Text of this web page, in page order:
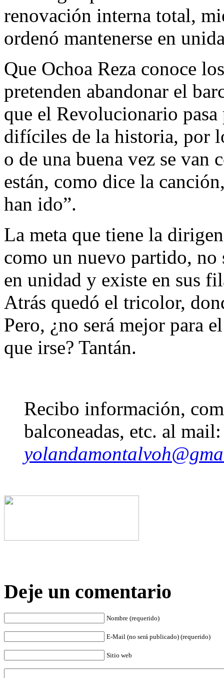
renovación interna total,
ordenó mantenerse en
Que Ochoa Reza conoce
pretenden abandonar el
que el Revolucionario
difíciles de la historia, por
o de una buena vez se van
están, como dice la
han ido”.
La meta que tiene la
como un nuevo partido, no
en unidad y existe en sus
Atrás quedó el tricolor,
Pero, ¿no será mejor para
que irse? Tantán.
Recibo información,
balconeadas, etc. al mail:
Deje un comentario
Nombre (requerido)
E-Mail (no será publicado) (requerido)
Sitio web